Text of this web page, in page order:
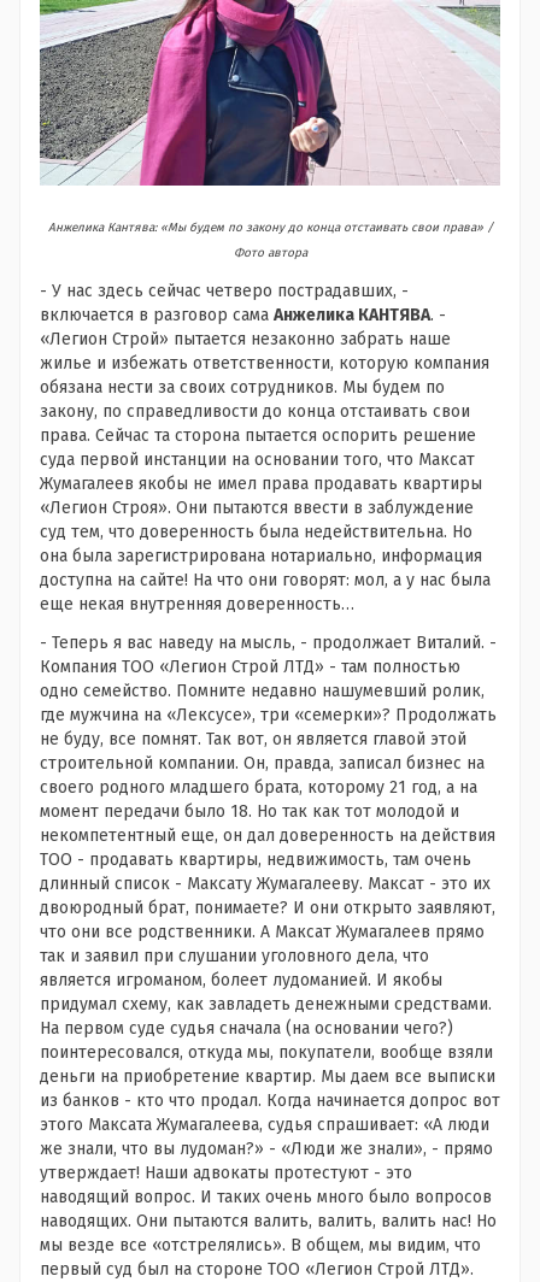
Анжелика Кантява: «Мы будем по закону до конца отстаивать свои права» /
Фото автора
- У нас здесь сейчас четверо пострадавших, -
включается в разговор сама Анжелика КАНТЯВА. -
«Легион Строй» пытается незаконно забрать наше
жилье и избежать ответственности, которую компания
обязана нести за своих сотрудников. Мы будем по
закону, по справедливости до конца отстаивать свои
права. Сейчас та сторона пытается оспорить решение
суда первой инстанции на основании того, что Максат
Жумагалеев якобы не имел права продавать квартиры
«Легион Строя». Они пытаются ввести в заблуждение
суд тем, что доверенность была недействительна. Но
она была зарегистрирована нотариально, информация
доступна на сайте! На что они говорят: мол, а у нас была
еще некая внутренняя доверенность…
- Теперь я вас наведу на мысль, - продолжает Виталий. -
Компания ТОО «Легион Строй ЛТД» - там полностью
одно семейство. Помните недавно нашумевший ролик,
где мужчина на «Лексусе», три «семерки»? Продолжать
не буду, все помнят. Так вот, он является главой этой
строительной компании. Он, правда, записал бизнес на
своего родного младшего брата, которому 21 год, а на
момент передачи было 18. Но так как тот молодой и
некомпетентный еще, он дал доверенность на действия
ТОО - продавать квартиры, недвижимость, там очень
длинный список - Максату Жумагалееву. Максат - это их
двоюродный брат, понимаете? И они открыто заявляют,
что они все родственники. А Максат Жумагалеев прямо
так и заявил при слушании уголовного дела, что
является игроманом, болеет лудоманией. И якобы
придумал схему, как завладеть денежными средствами.
На первом суде судья сначала (на основании чего?)
поинтересовался, откуда мы, покупатели, вообще взяли
деньги на приобретение квартир. Мы даем все выписки
из банков - кто что продал. Когда начинается допрос вот
этого Максата Жумагалеева, судья спрашивает: «А люди
же знали, что вы лудоман?» - «Люди же знали», - прямо
утверждает! Наши адвокаты протестуют - это
наводящий вопрос. И таких очень много было вопросов
наводящих. Они пытаются валить, валить, валить нас! Но
мы везде все «отстрелялись». В общем, мы видим, что
первый суд был на стороне ТОО «Легион Строй ЛТД».